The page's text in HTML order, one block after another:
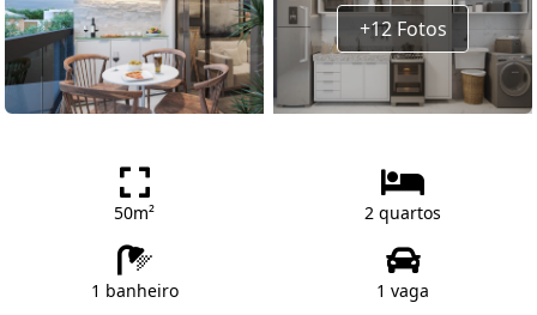
+12 Fotos
50m² 2 quartos
1 banheiro 1 vaga